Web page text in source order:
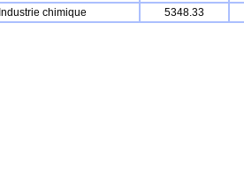
Industrie chimique
5348.33